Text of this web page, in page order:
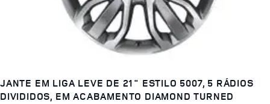
JANTE EM LIGA LEVE DE 21" ESTILO 5007, 5 RÁDIOS
DIVIDIDOS, EM ACABAMENTO DIAMOND TURNED